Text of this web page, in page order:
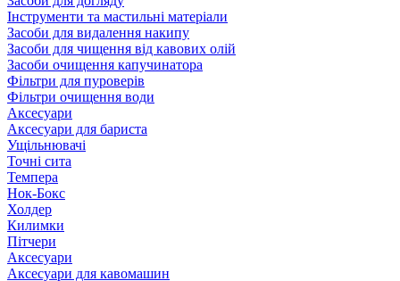
Інструменти та мастильні матеріали
Засоби для видалення накипу
Засоби для чищення від кавових олій
Засоби очищення капучинатора
Фільтри для пуроверів
Фільтри очищення води
Аксесуари
Аксесуари для бариста
Ущільнювачі
Точні сита
Темпера
Нок-Бокс
Холдер
Килимки
Пітчери
Аксесуари
Аксесуари для кавомашин